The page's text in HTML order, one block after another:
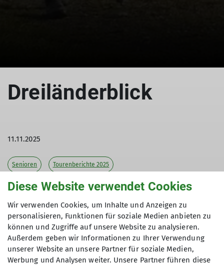
Dreiländerblick
11.11.2025
Senioren Tourenberichte 2025
Die Senioren des DAV-Wangen hatten endlich das
Wetter, das sie lieben.
Die Genuss-Tour zum Dreiländerblick war gut
ausgeschildert. Bei unserem Ziel machten wir
Diese Website verwendet Cookies
Wir verwenden Cookies, um Inhalte und Anzeigen zu
personalisieren, Funktionen für soziale Medien anbieten zu
können und Zugriffe auf unsere Website zu analysieren.
Außerdem geben wir Informationen zu Ihrer Verwendung
unserer Website an unsere Partner für soziale Medien,
Werbung und Analysen weiter. Unsere Partner führen diese